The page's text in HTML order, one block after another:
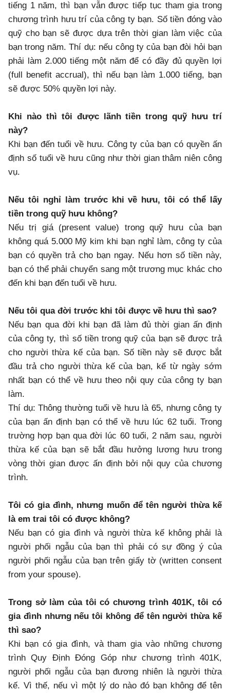
tiếng 1 năm, thì bạn vẫn được tiếp tục tham gia trong
chương trình hưu trí của công ty bạn. Số tiền đóng vào
quỹ cho bạn sẽ được dựa trên thời gian làm việc của
bạn trong năm. Thí dụ: nếu công ty của bạn đòi hỏi bạn
phải làm 2.000 tiếng một năm để có đầy đủ quyền lợi
(full benefit accrual), thì nếu bạn làm 1.000 tiếng, bạn
sẽ được 50% quyền lợi này.
Khi nào thì tôi được lãnh tiền trong quỹ hưu trí
này?
Khi bạn đến tuổi về hưu. Công ty của bạn có quyền ấn
định số tuổi về hưu cũng như thời gian thâm niên công
vụ.
Nếu tôi nghỉ làm trước khi về hưu, tôi có thể lấy
tiền trong quỹ hưu không?
Nếu trị giá (present value) trong quỹ hưu của bạn
không quá 5.000 Mỹ kim khi bạn nghỉ làm, công ty của
bạn có quyền trả cho bạn ngay. Nếu hơn số tiền này,
bạn có thể phải chuyển sang một trương mục khác cho
đến khi bạn đến tuổi về hưu.
Nếu tôi qua đời trước khi tôi được về hưu thì sao?
Nếu bạn qua đời khi bạn đã làm đủ thời gian ấn định
của công ty, thì số tiền trong quỹ của bạn sẽ được trả
cho người thừa kế của bạn. Số tiền này sẽ được bắt
đầu trả cho người thừa kế của bạn, kể từ ngày sớm
nhất bạn có thể về hưu theo nội quy của công ty bạn
làm.
Thí dụ: Thông thường tuổi về hưu là 65, nhưng công ty
của bạn ấn định bạn có thể về hưu lúc 62 tuổi. Trong
trường hợp bạn qua đời lúc 60 tuổi, 2 năm sau, người
thừa kế của bạn sẽ bắt đầu hưởng lương hưu trong
vòng thời gian được ấn định bởi nội quy của chương
trình.
Tôi có gia đình, nhưng muốn để tên người thừa kế
là em trai tôi có được không?
Nếu bạn có gia đình và người thừa kế không phải là
người phối ngẫu của bạn thì phải có sự đồng ý của
người phối ngẫu của bạn trên giấy tờ (written consent
from your spouse).
Trong sở làm của tôi có chương trình 401K, tôi có
gia đình nhưng nếu tôi không để tên người thừa kế
thì sao?
Khi bạn có gia đình, và tham gia vào những chương
trình Quy Định Đóng Góp như chương trình 401K,
người phối ngẫu của bạn đương nhiên là người thừa
kế. Vì thế, nếu vì một lý do nào đó bạn không để tên